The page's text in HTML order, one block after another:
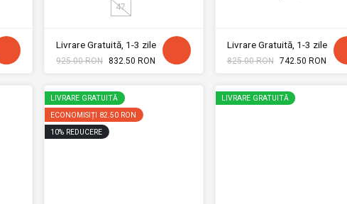
47
Livrare Gratuită, 1-3 zile
925.00 RON 832.50 RON
Livrare Gratuită, 1-3 zile
825.00 RON 742.50 RON
LIVRARE GRATUITĂ
ECONOMISIȚI 82.50 RON
10% REDUCERE
LIVRARE GRATUITĂ